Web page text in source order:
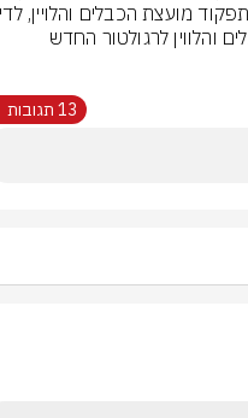
13 תגובות